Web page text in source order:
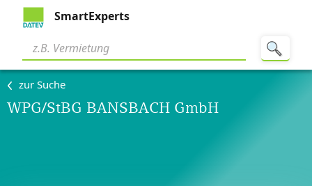
SmartExperts
zur Suche
WPG/StBG BANSBACH GmbH